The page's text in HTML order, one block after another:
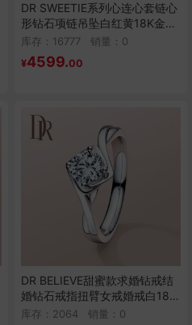
DR SWEETIE系列心连心套链心
形钻石项链吊坠白红黄18K金会
员专享
库存：16777 销量： 0
¥4599.00
DR BELIEVE甜蜜款求婚钻戒结
婚钻石戒指扭臂女戒婚戒白18K
金定制
库存：2064 销量： 0